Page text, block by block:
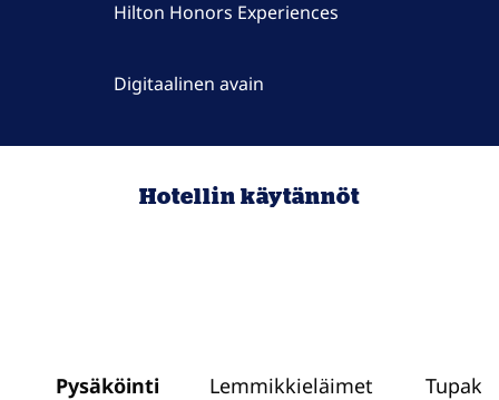
Hilton Honors Experiences
Digitaalinen avain
Hotellin käytännöt
Pysäköinti Lemmikkieläimet